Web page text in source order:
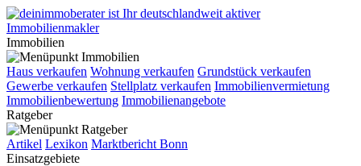
Immobilien
Haus verkaufen Wohnung verkaufen Grundstück verkaufen
Gewerbe verkaufen Stellplatz verkaufen Immobilienvermietung
Immobilienbewertung Immobilienangebote
Ratgeber
Artikel Lexikon Marktbericht Bonn
Einsatzgebiete